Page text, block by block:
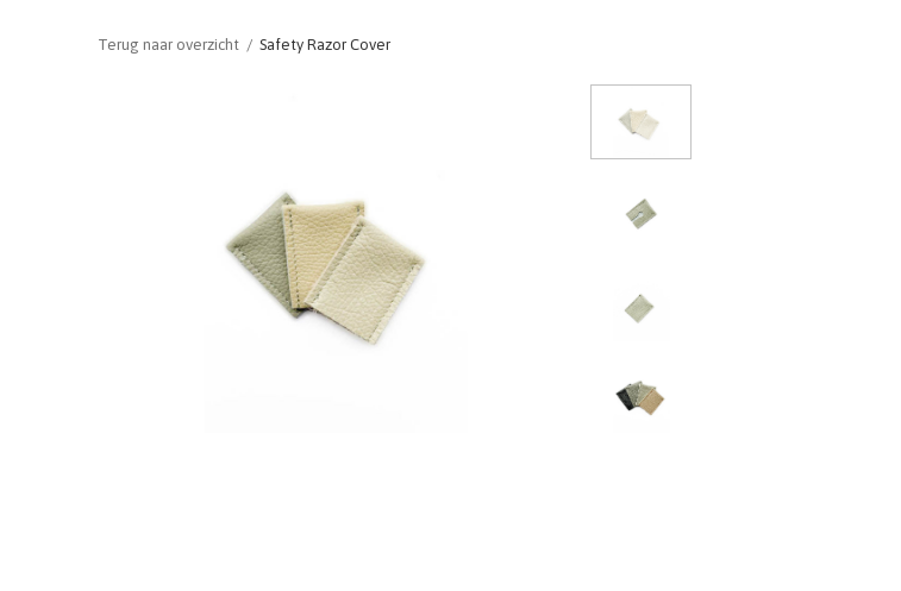
Terug naar overzicht Safety Razor Cover